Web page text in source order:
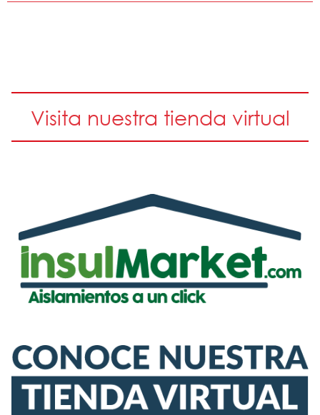
Visita nuestra tienda virtual